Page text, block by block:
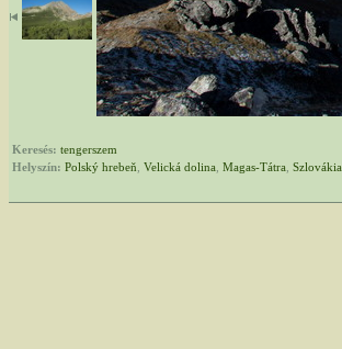
Keresés: tengerszem
Helyszín: Polský hrebeň Velická dolina Magas-Tátra Szlovákia